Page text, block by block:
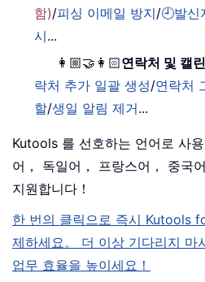
함)/피싱 이메일 방지/🕘발신
시...
👩🏼‍🤝‍👩🏻연락처 및 캘
락처 추가 일괄 생성/연락처
할/생일 알림 제거...
Kutools 를 선호하는 언어로 사
어， 독일어， 프랑스어， 중국
지원합니다！
한 번의 클릭으로 즉시 Kutools
제하세요。 더 이상 기다리지 마
업무 효율을 높이세요！